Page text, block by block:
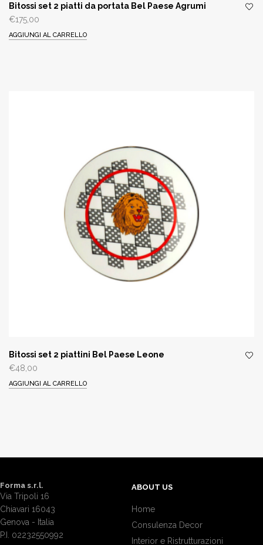
Bitossi set 2 piatti da portata Bel Paese Agrumi
€175,00
AGGIUNGI AL CARRELLO
Bitossi set 2 piattini Bel Paese Leone
€48,00
AGGIUNGI AL CARRELLO
Forma s.r.l.
Via Tripoli 16
Chiavari 16043
Genova - Italia
P.I. 02232550992
ABOUT US
Home
Consulenza Decor
Interior e Ristrutturazioni